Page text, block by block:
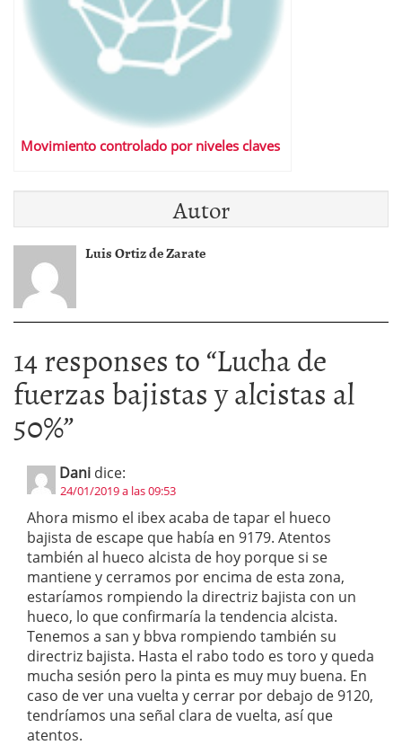
Movimiento controlado por niveles claves
Autor
Luis Ortiz de Zarate
14 responses to “Lucha de
fuerzas bajistas y alcistas al
50%”
Dani dice:
24/01/2019 a las 09:53
Ahora mismo el ibex acaba de tapar el hueco
bajista de escape que había en 9179. Atentos
también al hueco alcista de hoy porque si se
mantiene y cerramos por encima de esta zona,
estaríamos rompiendo la directriz bajista con un
hueco, lo que confirmaría la tendencia alcista.
Tenemos a san y bbva rompiendo también su
directriz bajista. Hasta el rabo todo es toro y queda
mucha sesión pero la pinta es muy muy buena. En
caso de ver una vuelta y cerrar por debajo de 9120,
tendríamos una señal clara de vuelta, así que
atentos.